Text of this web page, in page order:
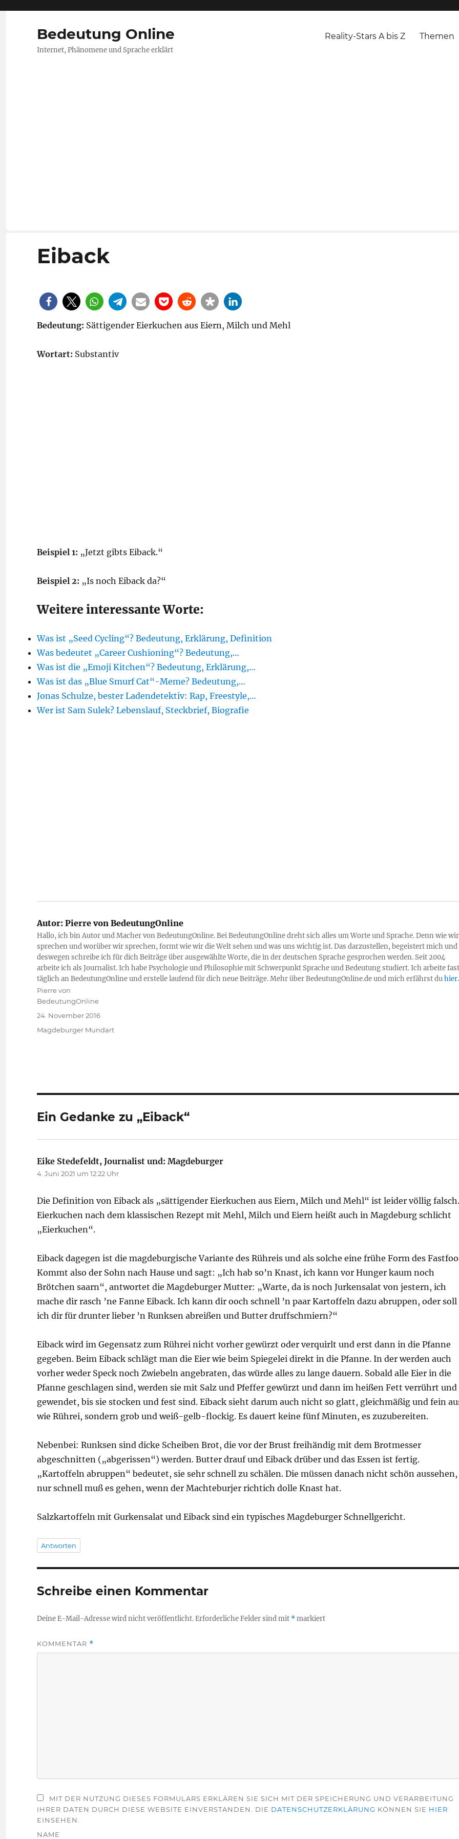
Bedeutung Online
Internet, Phänomene und Sprache erklärt
Reality-Stars A bis Z Themen
Eiback
Bedeutung: Sättigender Eierkuchen aus Eiern, Milch und Mehl
Wortart: Substantiv
Beispiel 1: „Jetzt gibts Eiback.“
Beispiel 2: „Is noch Eiback da?“
Weitere interessante Worte:
Was ist „Seed Cycling“? Bedeutung, Erklärung, Definition
Was bedeutet „Career Cushioning“? Bedeutung,…
Was ist die „Emoji Kitchen“? Bedeutung, Erklärung,…
Was ist das „Blue Smurf Cat“-Meme? Bedeutung,…
Jonas Schulze, bester Ladendetektiv: Rap, Freestyle,…
Wer ist Sam Sulek? Lebenslauf, Steckbrief, Biografie
Autor: Pierre von BedeutungOnline
Hallo, ich bin Autor und Macher von BedeutungOnline. Bei BedeutungOnline dreht sich alles um Worte und Sprache. Denn wie wir
sprechen und worüber wir sprechen, formt wie wir die Welt sehen und was uns wichtig ist. Das darzustellen, begeistert mich und
deswegen schreibe ich für dich Beiträge über ausgewählte Worte, die in der deutschen Sprache gesprochen werden. Seit 2004
arbeite ich als Journalist. Ich habe Psychologie und Philosophie mit Schwerpunkt Sprache und Bedeutung studiert. Ich arbeite fast
täglich an BedeutungOnline und erstelle laufend für dich neue Beiträge. Mehr über BedeutungOnline.de und mich erfährst duhier.
Autor
Pierre von
BedeutungOnline
Veröffentlicht
24. November 2016
Kategorien
Magdeburger Mundart
Ein Gedanke zu „Eiback“
Eike Stedefeldt, Journalist und: Magdeburger
4. Juni 2021 um 12:22 Uhr
Die Definition von Eiback als „sättigender Eierkuchen aus Eiern, Milch und Mehl“ ist leider völlig falsch.
Eierkuchen nach dem klassischen Rezept mit Mehl, Milch und Eiern heißt auch in Magdeburg schlicht
„Eierkuchen“.
Eiback dagegen ist die magdeburgische Variante des Rühreis und als solche eine frühe Form des
Kommt also der Sohn nach Hause und sagt: „Ich hab so’n Knast, ich kann vor Hunger kaum noch
Brötchen saarn“, antwortet die Magdeburger Mutter: „Warte, da is noch Jurkensalat von jestern, ich
mache dir rasch ’ne Fanne Eiback. Ich kann dir ooch schnell ’n paar Kartoffeln dazu abruppen, oder soll
ich dir für drunter lieber ’n Runksen abreißen und Butter druffschmiern?“
Eiback wird im Gegensatz zum Rührei nicht vorher gewürzt oder verquirlt und erst dann in die Pfanne
gegeben. Beim Eiback schlägt man die Eier wie beim Spiegelei direkt in die Pfanne. In der werden auch
vorher weder Speck noch Zwiebeln angebraten, das würde alles zu lange dauern. Sobald alle Eier in die
Pfanne geschlagen sind, werden sie mit Salz und Pfeffer gewürzt und dann im heißen Fett verrührt und
gewendet, bis sie stocken und fest sind. Eiback sieht darum auch nicht so glatt, gleichmäßig und fein
wie Rührei, sondern grob und weiß-gelb-flockig. Es dauert keine fünf Minuten, es zuzubereiten.
Nebenbei: Runksen sind dicke Scheiben Brot, die vor der Brust freihändig mit dem Brotmesser
abgeschnitten („abgerissen“) werden. Butter drauf und Eiback drüber und das Essen ist fertig.
„Kartoffeln abruppen“ bedeutet, sie sehr schnell zu schälen. Die müssen danach nicht schön aussehen,
nur schnell muß es gehen, wenn der Machteburjer richtich dolle Knast hat.
Salzkartoffeln mit Gurkensalat und Eiback sind ein typisches Magdeburger Schnellgericht.
Antworten
Schreibe einen Kommentar
Deine E-Mail-Adresse wird nicht veröffentlicht.Erforderliche Felder sind mit *markiert
KOMMENTAR *
MIT DER NUTZUNG DIESES FORMULARS ERKLÄREN SIE SICH MIT DER SPEICHERUNG UND VERARBEITUNG
IHRER DATEN DURCH DIESE WEBSITE EINVERSTANDEN. DIE DATENSCHUTZERKLÄRUNG KÖNNEN SIE HIER
EINSEHEN.
NAME